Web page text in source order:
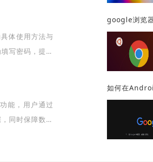
体使用方法与
写密码，提高
google浏览
能，用户通过
同时保障数据
。
如何在